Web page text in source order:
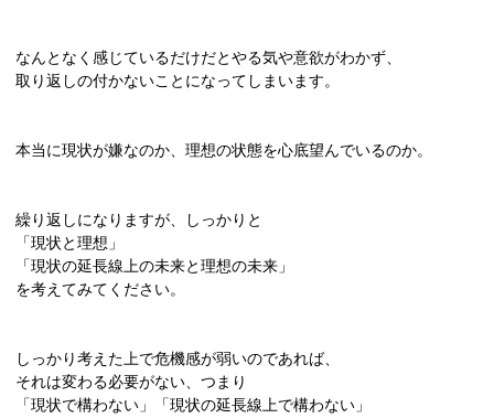
なんとなく感じているだけだとやる気や意欲がわかず、
取り返しの付かないことになってしまいます。
本当に現状が嫌なのか、理想の状態を心底望んでいるのか。
繰り返しになりますが、しっかりと
「現状と理想」
「現状の延長線上の未来と理想の未来」
を考えてみてください。
しっかり考えた上で危機感が弱いのであれば、
それは変わる必要がない、つまり
「現状で構わない」「現状の延長線上で構わない」